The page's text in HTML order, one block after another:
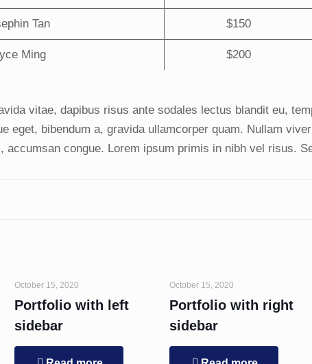
Tan $150
Ming $200
vitae, dapibus risus ante sodales lectus blandit eu,
eget, bibendum a, gravida ullamcorper quam. Nullam
accumsan congue. Lorem ipsum primis in nibh vel risus.
October 15, 2020
Portfolio with left
sidebar
October 15, 2020
Portfolio with right
sidebar